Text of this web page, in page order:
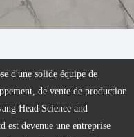
d'une solide équipe de
de vente de production
Head Science and
est devenue une entreprise